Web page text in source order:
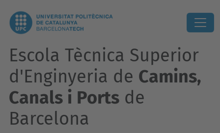
Escola Tècnica Superior
d'Enginyeria de Camins,
Canals i Ports de
Barcelona